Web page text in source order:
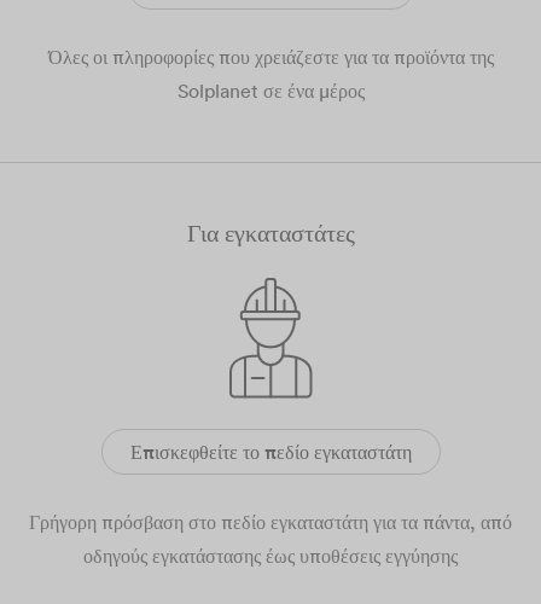
Όλες οι πληροφορίες που χρειάζεστε για τα προϊόντα της
Solplanet σε ένα μέρος
Για εγκαταστάτες
Επισκεφθείτε το πεδίο εγκαταστάτη
Γρήγορη πρόσβαση στο πεδίο εγκαταστάτη για τα πάντα, από
οδηγούς εγκατάστασης έως υποθέσεις εγγύησης